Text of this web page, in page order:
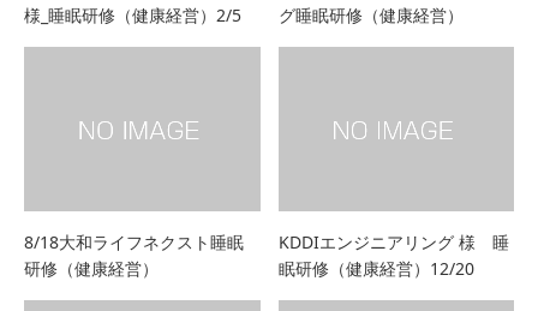
様_睡眠研修（健康経営）2/5
グ睡眠研修（健康経営）
8/18大和ライフネクスト睡眠
研修（健康経営）
KDDIエンジニアリング 様 睡
眠研修（健康経営）12/20